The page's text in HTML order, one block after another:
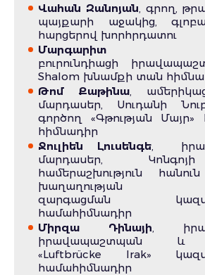
Վահան Զանոյան , գրող,
պայքարի աջակից,
հարցերով խորհրդատու
Մարգարիտ
բուրունդիացի
Shalom խնամքի տան
Թոմ Քաթինա ,
մարդասեր, Սուդանի
գործող «Գթության Մայր»
հիմնադիր
Ջուլիեն Լուսենգե,
մարդասեր,
համերաշխություն
զարգացման
համահիմնադիր
Միրզա Դինայի ,
իրավապաշտպան և
«Luftbrücke Irak»
համահիմնադիր